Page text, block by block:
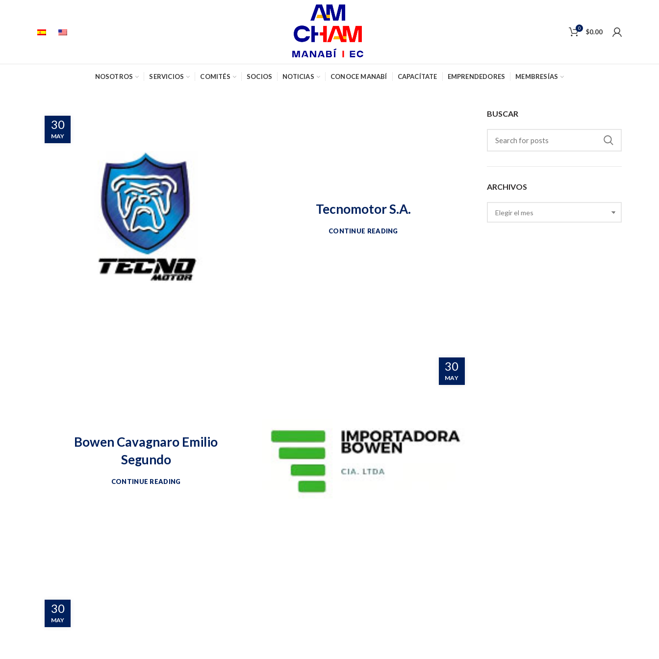
0 $0.00
NOSOTROS SERVICIOS COMITÉS SOCIOS NOTICIAS CONOCE MANABÍ CAPACÍTATE EMPRENDEDORES MEMBRESÍAS
30
MAY
Tecnomotor S.A.
CONTINUE READING
30
MAY
Bowen Cavagnaro Emilio
Segundo
CONTINUE READING
30
MAY
BUSCAR
ARCHIVOS